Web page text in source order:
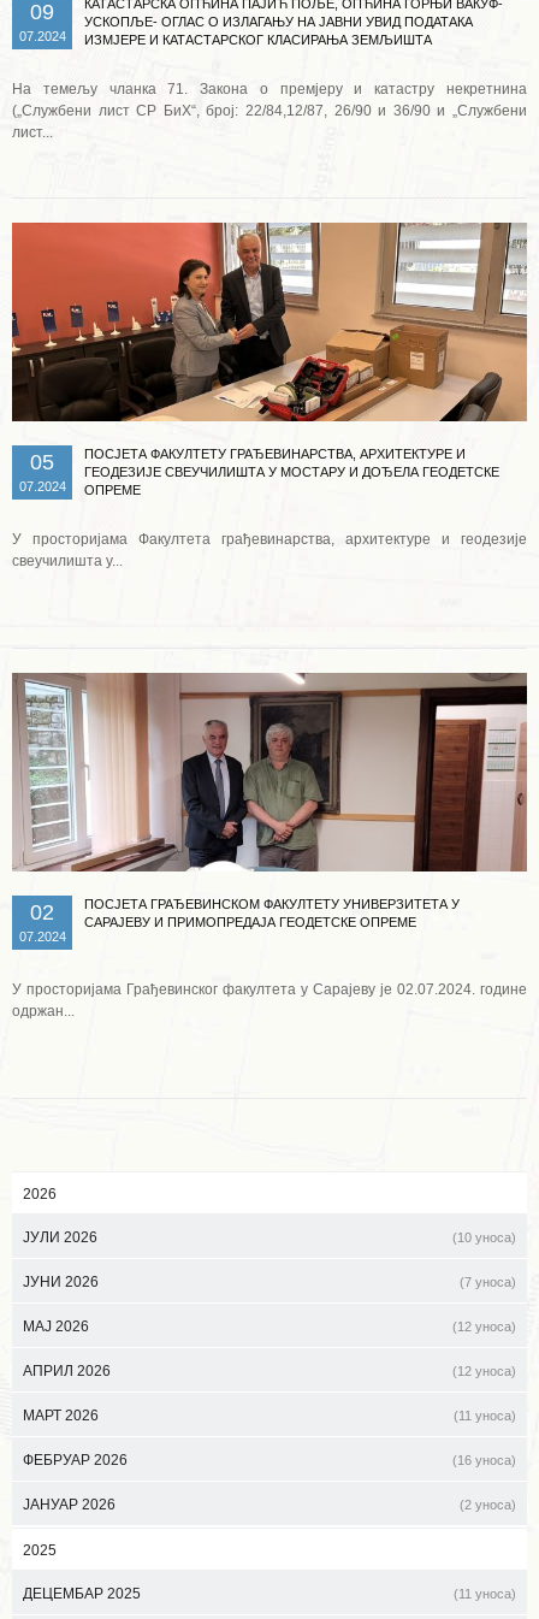
09
07.2024
КАТАСТАРСКА ОПЋИНА ПАЈИЋ ПОЉЕ, ОПЋИНА ГОРЊИ ВАКУФ-
УСКОПЉЕ- ОГЛАС О ИЗЛАГАЊУ НА ЈАВНИ УВИД ПОДАТАКА
ИЗМЈЕРЕ И КАТАСТАРСКОГ КЛАСИРАЊА ЗЕМЉИШТА
На темељу чланка 71. Закона о премјеру и катастру некретнина
(„Службени лист СР БиХ“, број: 22/84,12/87, 26/90 и 36/90 и „Службени
лист...
05
07.2024
ПОСЈЕТА ФАКУЛТЕТУ ГРАЂЕВИНАРСТВА, АРХИТЕКТУРЕ И
ГЕОДЕЗИЈЕ СВЕУЧИЛИШТА У МОСТАРУ И ДОЂЕЛА ГЕОДЕТСКЕ
ОПРЕМЕ
У просторијама Факултета грађевинарства, архитектуре и геодезије
свеучилишта у...
02
07.2024
ПОСЈЕТА ГРАЂЕВИНСКОМ ФАКУЛТЕТУ УНИВЕРЗИТЕТА У
САРАЈЕВУ И ПРИМОПРЕДАЈА ГЕОДЕТСКЕ ОПРЕМЕ
У просторијама Грађевинског факултета у Сарајеву је 02.07.2024. године
одржан...
2026
ЈУЛИ 2026 (10 уноса)
ЈУНИ 2026 (7 уноса)
МАЈ 2026 (12 уноса)
АПРИЛ 2026 (12 уноса)
МАРТ 2026 (11 уноса)
ФЕБРУАР 2026 (16 уноса)
ЈАНУАР 2026 (2 уноса)
2025
ДЕЦЕМБАР 2025 (11 уноса)